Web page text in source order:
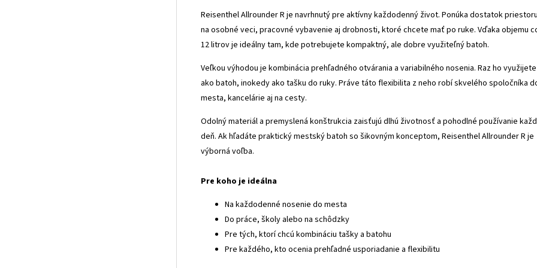
Reisenthel Allrounder R je navrhnutý pre aktívny každodenný život. Ponúka dostatok priestoru
na osobné veci, pracovné vybavenie aj drobnosti, ktoré chcete mať po ruke. Vďaka objemu
12 litrov je ideálny tam, kde potrebujete kompaktný, ale dobre využiteľný batoh.
Veľkou výhodou je kombinácia prehľadného otvárania a variabilného nosenia. Raz ho využijete
ako batoh, inokedy ako tašku do ruky. Práve táto flexibilita z neho robí skvelého spoločníka
mesta, kancelárie aj na cesty.
Odolný materiál a premyslená konštrukcia zaisťujú dlhú životnosť a pohodlné používanie
deň. Ak hľadáte praktický mestský batoh so šikovným konceptom, Reisenthel Allrounder R je
výborná voľba.
Pre koho je ideálna
Na každodenné nosenie do mesta
Do práce, školy alebo na schôdzky
Pre tých, ktorí chcú kombináciu tašky a batohu
Pre každého, kto ocenia prehľadné usporiadanie a flexibilitu